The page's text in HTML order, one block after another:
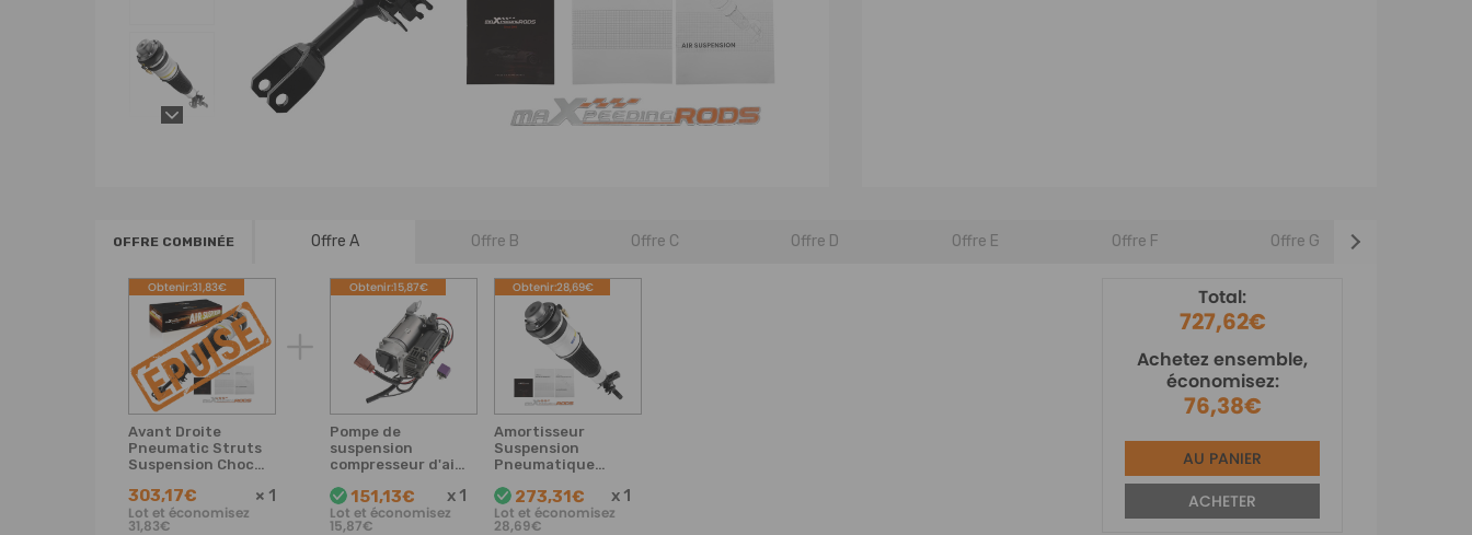
OFFRE COMBINÉE Offre A Offre B Offre C Offre D Offre E Offre F Offre G
Avant Droite
Pneumatic Struts
Suspension Choc
pour Audi A6 C6
4F0616040AA
303,17€ × 1
Lot et économisez
31,83€
Obtenir:31,83€
Pompe de
suspension
compresseur d'air
Audi a6 4f c6
Avant
4f0616005d neuf
151,13€ x 1
Lot et économisez
15,87€
Obtenir:15,87€
Amortisseur
Suspension
Pneumatique
gauche
compatible pour
Audi A6 Avant C6
273,31€ x 1
Lot et économisez
28,69€
Obtenir:28,69€ Total:
727,62€
Achetez ensemble,
économisez:
76,38€
AU PANIER
ACHETER